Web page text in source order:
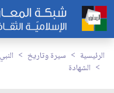
الرئيسية سيرة وتاريخ
الشهادة